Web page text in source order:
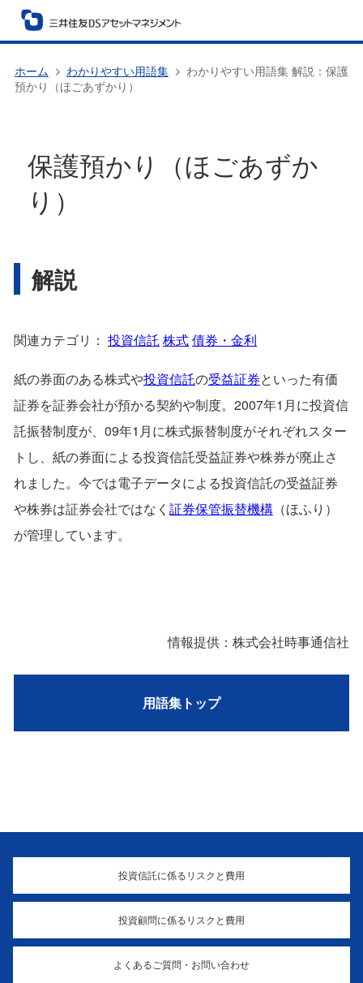
ホーム わかりやすい用語集
わかりやすい用語集 解説：保護
預かり（ほごあずかり）
保護預かり（ほごあずか
り）
解説
関連カテゴリ： 投資信託 株式債券・金利
紙の券面のある株式や投資信託の受益証券といった有価
証券を証券会社が預かる契約や制度。2007年1月に投資信
託振替制度が、09年1月に株式振替制度がそれぞれスター
トし、紙の券面による投資信託受益証券や株券が廃止さ
れました。今では電子データによる投資信託の受益証券
や株券は証券会社ではなく 証券保管振替機構 （ほふり）
が管理しています。
情報提供：株式会社時事通信社
用語集トップ
投資信託に係るリスクと費用
投資顧問に係るリスクと費用
よくあるご質問・お問い合わせ